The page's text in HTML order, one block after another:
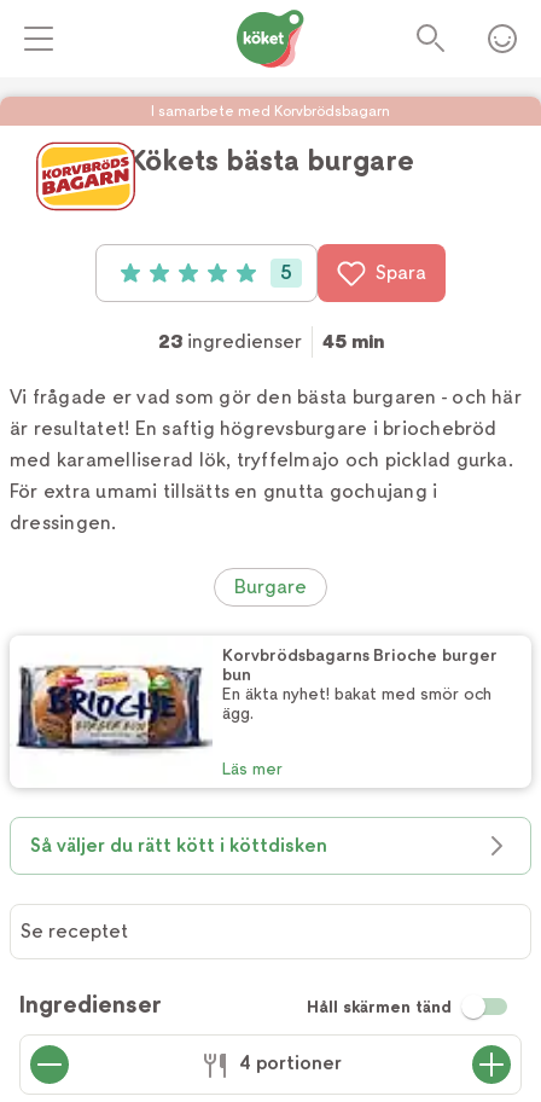
I samarbete med Korvbrödsbagarn
Kökets bästa burgare
Betyg: 5 av 5 (5 röster)
5 Spara
23ingredienser 45 min
Vi frågade er vad som gör den bästa burgaren - och här
är resultatet! En saftig högrevsburgare i briochebröd
med karamelliserad lök, tryffelmajo och picklad gurka.
För extra umami tillsätts en gnutta gochujang i
dressingen.
Burgare
Korvbrödsbagarns Brioche burger
bun
En äkta nyhet! bakat med smör och
ägg.
Läs mer
Så väljer du rätt kött i köttdisken
Se receptet
Ingredienser Håll skärmen tänd
4 portioner